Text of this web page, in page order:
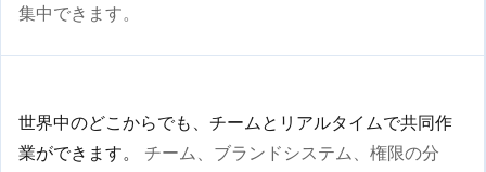
集中できます。
世界中のどこからでも、チームとリアルタイムで共同作
業ができます。
チーム、ブランドシステム、権限の分